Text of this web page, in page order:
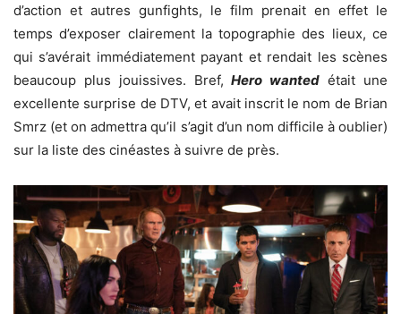
d’action et autres gunfights, le film prenait en effet le
temps d’exposer clairement la topographie des lieux, ce
qui s’avérait immédiatement payant et rendait les scènes
beaucoup plus jouissives. Bref,Hero wanted était une
excellente surprise de DTV, et avait inscrit le nom de Brian
Smrz (et on admettra qu’il s’agit d’un nom difficile à oublier)
sur la liste des cinéastes à suivre de près.